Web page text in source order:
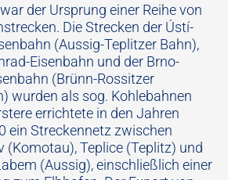
der Ursprung einer Reihe von
Die Strecken der Ústí-
(Aussig-Teplitzer Bahn),
Eisenbahn und der Brno-
(Brünn-Rossitzer
wurden als sog. Kohlebahnen
errichtete in den Jahren
ein Streckennetz zwischen
(Komotau), Teplice (Teplitz) und
(Aussig), einschließlich einer